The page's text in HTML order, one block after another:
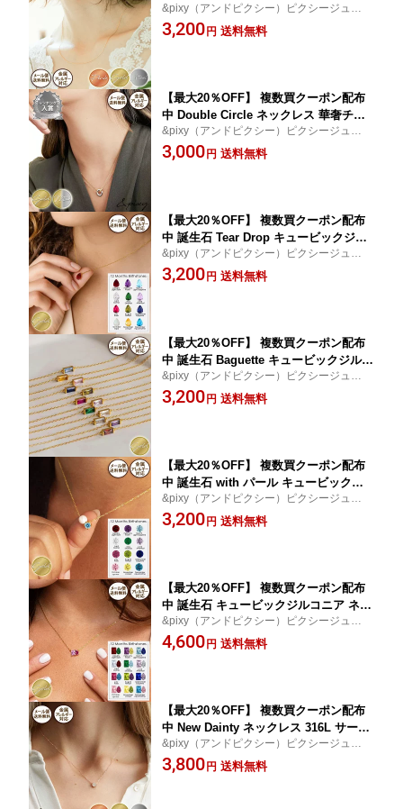
華奢チェーン 極細チェーン スキンジュ
エリー 40cm 45cm サージカルステンレ
&pixy（アンドピクシー）ピクシージュエリ
ー 高品質ステンレスをベースにしたNewア
クセサリーネックレス│プレゼント│ギフト
3,200 円 送料無料
【最大20％OFF】 複数買クーポン配布
中 Double Circle ネックレス 華奢チェ
ーン スキンジュエリー 316L サージカル
ステンレス 金属安心 レディース 医療用
&pixy（アンドピクシー）ピクシージュエリ
ー 高品質ステンレスをベースにしたNewア
クセサリーネックレス│プレゼント│ギフト
3,000 円 送料無料
【最大20％OFF】 複数買クーポン配布
中 誕生石 Tear Drop キュービックジル
コニア ネックレス ペンダント 誕生日
ティア 涙 1月 2月 3月 4月 5月 6月 7月 8
&pixy（アンドピクシー）ピクシージュエリ
ープレゼント│ギフト│贈り物サファイア ク
リスタル エメラルド アメジスト ルビー ペ
3,200 円 送料無料
【最大20％OFF】 複数買クーポン配布
中 誕生石 Baguette キュービックジルコ
ニア ネックレス ペンダント 誕生日 バ
ゲットカット 長方形 1月 2月 3月 4月 5
&pixy（アンドピクシー）ピクシージュエリ
ープレゼント│ギフト│贈り物サファイア ク
リスタル エメラルド アメジスト ルビー ペ
3,200 円 送料無料
【最大20％OFF】 複数買クーポン配布
中 誕生石 with パール キュービックジ
ルコニア ネックレス ペンダント 誕生日
真珠 1月 2月 3月 4月 5月 6月 7月 8月 9
&pixy（アンドピクシー）ピクシージュエリ
ープレゼント│ギフト│贈り物サファイア ク
リスタル エメラルド アメジスト ルビー ペ
3,200 円 送料無料
【最大20％OFF】 複数買クーポン配布
中 誕生石 キュービックジルコニア ネッ
クレス ペンダント 誕生日 スクエア テ
ィア 涙 1月 2月 3月 4月 5月 6月 7月 8月
&pixy（アンドピクシー）ピクシージュエリ
ープレゼント│ギフト│贈り物サファイア ク
リスタル エメラルド アメジスト ルビー ペ
4,600 円 送料無料
【最大20％OFF】 複数買クーポン配布
中 New Dainty ネックレス 316L サージ
カルステンレス金属アレルギー対応 安
心 レディース 医療用 金アレ シンプル
&pixy（アンドピクシー）ピクシージュエリ
ー 高品質ステンレスをベースにしたNewア
クセサリージュエリー│プレゼント│ギフト
3,800 円 送料無料